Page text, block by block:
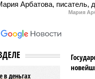
Мария
в деньгах